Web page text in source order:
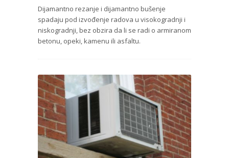
Dijamantno rezanje i dijamantno bušenje
spadaju pod izvođenje radova u visokogradnji i
niskogradnji, bez obzira da li se radi o armiranom
betonu, opeki, kamenu ili asfaltu.